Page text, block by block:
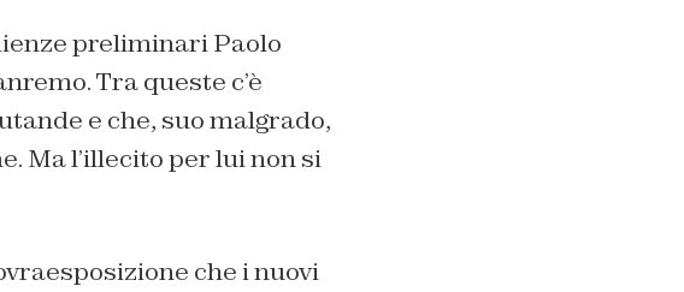
preliminari Paolo
Tra queste c’è
e che, suo malgrado,
Ma l’illecito per lui non si
che i nuovi